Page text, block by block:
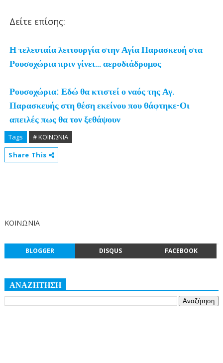
Δείτε επίσης:
Η τελευταία λειτουργία στην Αγία Παρασκευή στα
Ρουσοχώρια πριν γίνει... αεροδιάδρομος
Ρουσοχώρια: Εδώ θα κτιστεί ο ναός της Αγ.
Παρασκευής στη θέση εκείνου που θάφτηκε-Οι
απειλές πως θα τον ξεθάψουν
Tags
# ΚΟΙΝΩΝΙΑ
Share This
ΚΟΙΝΩΝΙΑ
BLOGGER DISQUS FACEBOOK
ΑΝΑΖΗΤΗΣΗ